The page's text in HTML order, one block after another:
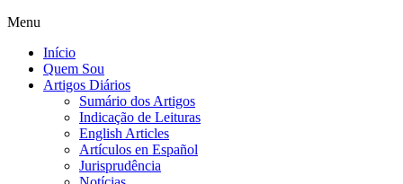
Menu
Início
Quem Sou
Artigos Diários
Sumário dos Artigos
Indicação de Leituras
English Articles
Artículos en Español
Jurisprudência